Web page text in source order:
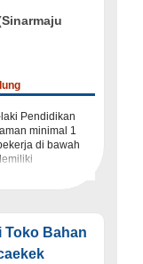
Pendidikan
minimal 1
di bawah
Toko Bahan